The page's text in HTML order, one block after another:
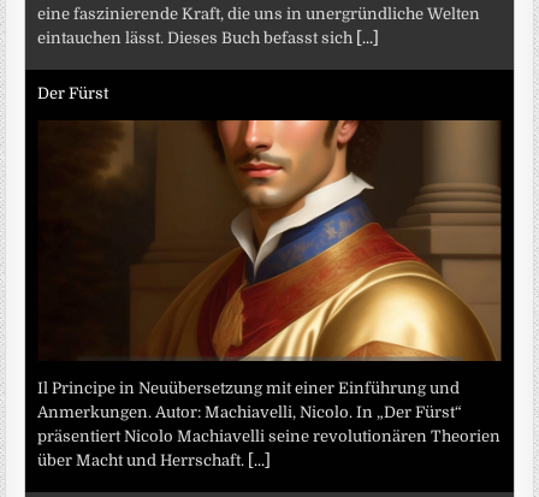
eine faszinierende Kraft, die uns in unergründliche Welten
eintauchen lässt. Dieses Buch befasst sich [...]
Der Fürst
Il Principe in Neuübersetzung mit einer Einführung und
Anmerkungen. Autor: Machiavelli, Nicolo. In „Der Fürst“
präsentiert Nicolo Machiavelli seine revolutionären Theorien
über Macht und Herrschaft. [...]